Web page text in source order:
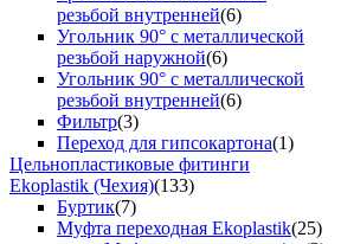
резьбой внутренней(6)
Угольник 90° с металлической
резьбой наружной(6)
Угольник 90° с металлической
резьбой внутренней(6)
Фильтр(3)
Переход для гипсокартона(1)
Цельнопластиковые фитинги
Ekoplastik (Чехия)(133)
Буртик(7)
Муфта переходная Ekoplastik(25)